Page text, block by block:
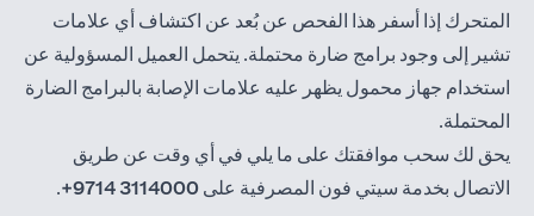
المتحرك إذا أسفر هذا الفحص عن بُعد عن اكتشاف أي علامات
تشير إلى وجود برامج ضارة محتملة. يتحمل العميل المسؤولية عن
استخدام جهاز محمول يظهر عليه علامات الإصابة بالبرامج الضارة
المحتملة.
يحق لك سحب موافقتك على ما يلي في أي وقت عن طريق
الاتصال بخدمة سيتي فون المصرفية على 3114000 9714+
.